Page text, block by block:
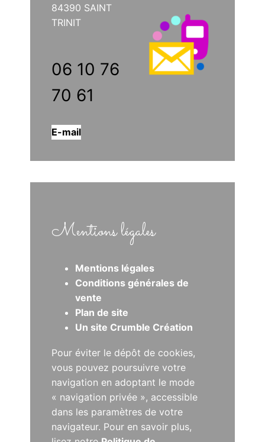
84390 SAINT
TRINIT
06 10 76
70 61
E-mail
Mentions légales
Mentions légales
Conditions générales de
vente
Plan de site
Un site Crumble Création
Pour éviter le dépôt de cookies,
vous pouvez poursuivre votre
navigation en adoptant le mode
« navigation privée », accessible
dans les paramètres de votre
navigateur. Pour en savoir plus,